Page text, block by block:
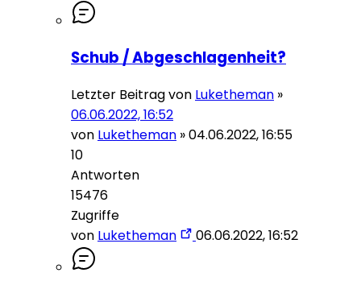
Schub / Abgeschlagenheit?
Letzter Beitrag von Luketheman »
06.06.2022, 16:52
von Luketheman »04.06.2022, 16:55
10
Antworten
15476
Zugriffe
von Luketheman 06.06.2022, 16:52